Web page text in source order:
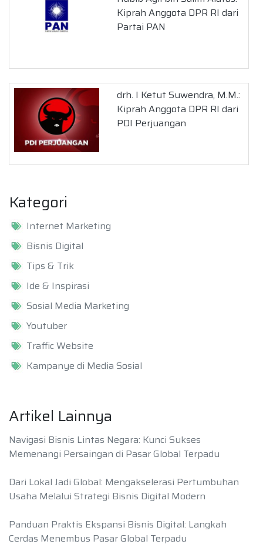
Kiprah Anggota DPR RI dari
Partai PAN
drh. I Ketut Suwendra, M.M.:
Kiprah Anggota DPR RI dari
PDI Perjuangan
Kategori
Internet Marketing
Bisnis Digital
Tips & Trik
Ide & Inspirasi
Sosial Media Marketing
Youtuber
Traffic Website
Kampanye di Media Sosial
Artikel Lainnya
Navigasi Bisnis Lintas Negara: Kunci Sukses
Memenangi Persaingan di Pasar Global Terpadu
Dari Lokal Jadi Global: Mengakselerasi Pertumbuhan
Usaha Melalui Strategi Bisnis Digital Modern
Panduan Praktis Ekspansi Bisnis Digital: Langkah
Cerdas Menembus Pasar Global Terpadu